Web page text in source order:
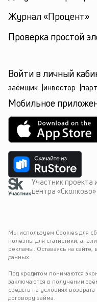
Журнал «Процент»
Проверка простой
Мы используем Cookies для
полезны для статистики,
рекламы. Оставаясь на сайте,
данных.
Под кредитом понимаются
заключаются в получении
средств на условиях
договору займа.
Войти в личный
заёмщик инвестор
Мобильное
Участник проекта
центра «Сколково»